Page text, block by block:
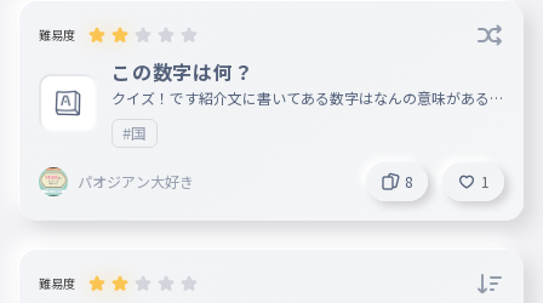
ほ
ま
ま
み
033
む
難易度
この数字は何？
クイズ！です紹介文に書いてある数字はなんの意味があるで
しょう？難易度ややむずい 報酬 第５回タイピング大会参
加権（まず関係ないことに出していいのだろうか？じゃあス
コアを１３００以上出して正解した人にしよう
#国
パオジアン大好き 8 1
難易度